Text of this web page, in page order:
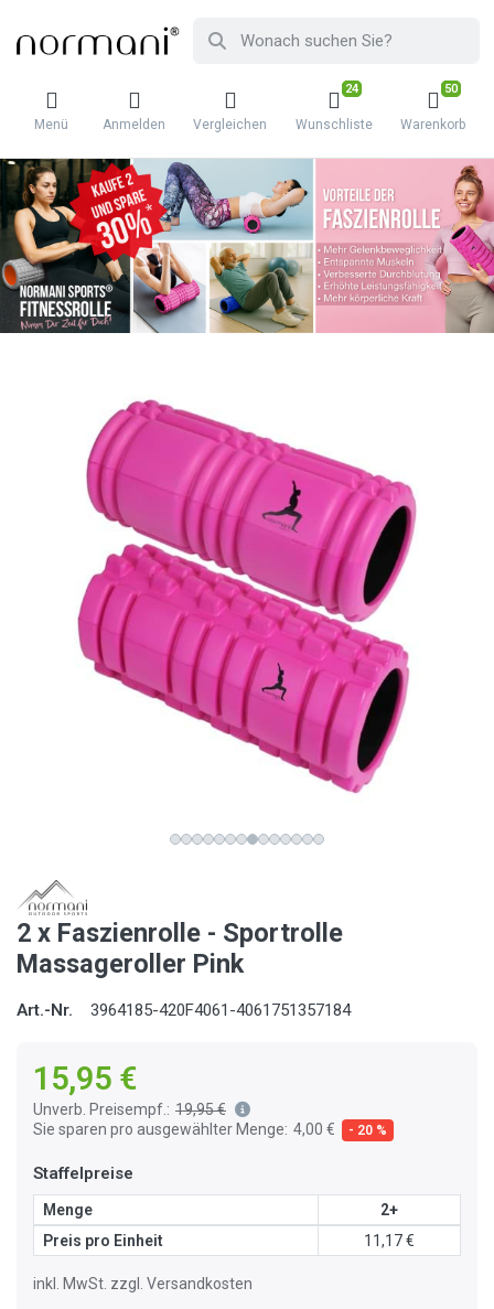
Menü Anmelden Vergleichen
24
Wunschliste
50
Warenkorb
2 x Faszienrolle - Sportrolle
Massageroller Pink
Art.-Nr. 3964185-420F4061-4061751357184
15,95 €
Unverb. Preisempf.: 19,95 €
Sie sparen pro ausgewählter Menge: 4,00 € - 20 %
Staffelpreise
Menge
2+
Preis pro Einheit
11,17 €
inkl. MwSt. zzgl. Versandkosten